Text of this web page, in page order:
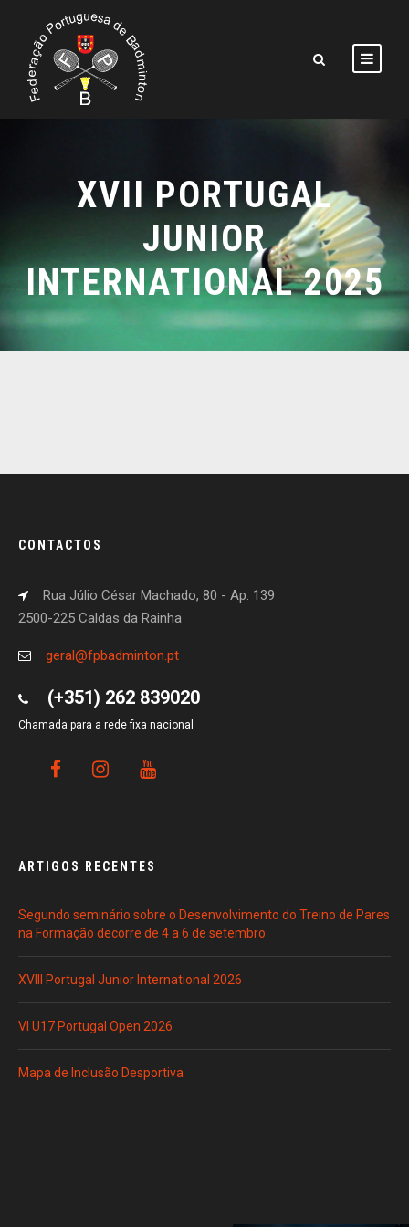
XVII PORTUGAL
JUNIOR
INTERNATIONAL 2025
CONTACTOS
Rua Júlio César Machado, 80 - Ap. 139
2500-225 Caldas da Rainha
geral@fpbadminton.pt
(+351) 262 839020
Chamada para a rede fixa nacional
ARTIGOS RECENTES
Segundo seminário sobre o Desenvolvimento do Treino de Pares
na Formação decorre de 4 a 6 de setembro
XVIII Portugal Junior International 2026
VI U17 Portugal Open 2026
Mapa de Inclusão Desportiva